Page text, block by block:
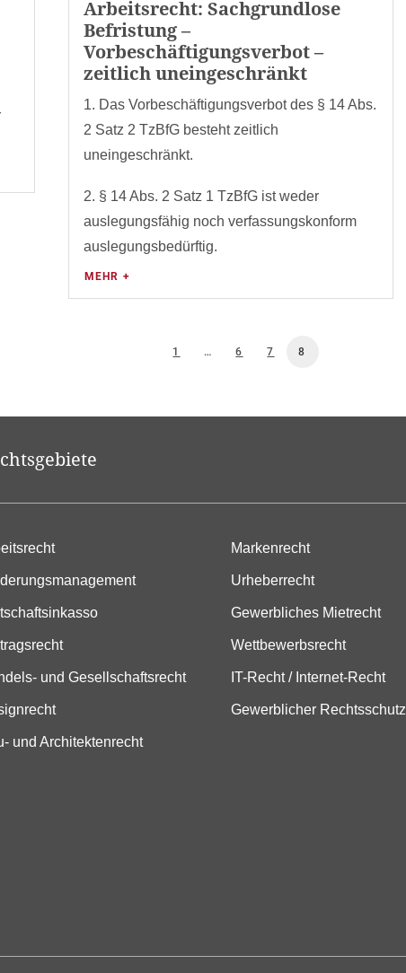
Arbeitsrecht: Sachgrundlose
Befristung –
Vorbeschäftigungsverbot –
zeitlich uneingeschränkt
1. Das Vorbeschäftigungsverbot des § 14 Abs.
2 Satz 2 TzBfG besteht zeitlich
uneingeschränkt.
2. § 14 Abs. 2 Satz 1 TzBfG ist weder
auslegungsfähig noch verfassungskonform
auslegungsbedürftig.
MEHR +
1 … 6 7 8
Markenrecht
Urheberrecht
Gewerbliches Mietrecht
Wettbewerbsrecht
und Gesellschaftsrecht IT-Recht / Internet-Recht
Gewerblicher Rechtsschutz
und Architektenrecht